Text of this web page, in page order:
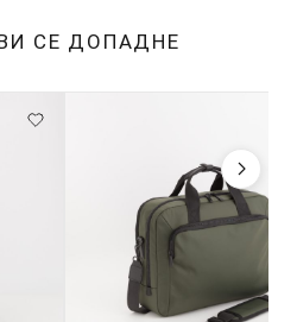
СЕ ДОПАДНЕ